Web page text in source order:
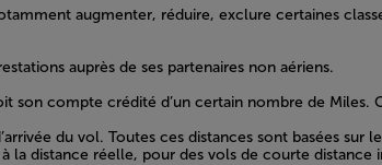
augmenter, réduire, exclure certaines
auprès de ses partenaires non aériens.
son compte crédité d’un certain nombre de
du vol. Toutes ces distances sont basées
la distance réelle, pour des vols de courte distance